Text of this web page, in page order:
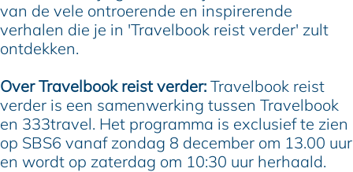
van de vele ontroerende en inspirerende
verhalen die je in 'Travelbook reist verder' zult
ontdekken.
Over Travelbook reist verder: Travelbook reist
verder is een samenwerking tussen Travelbook
en 333travel. Het programma is exclusief te zien
op SBS6 vanaf zondag 8 december om 13.00 uur
en wordt op zaterdag om 10:30 uur herhaald.